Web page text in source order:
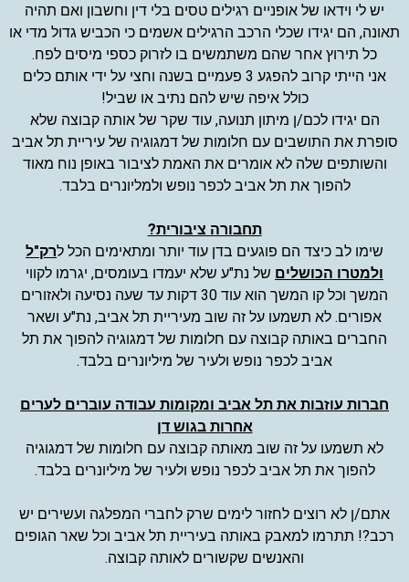
יש לי וידאו של אופניים רגילים טסים בלי דין וחשבון ואם תהיה
תאונה, הם יגידו שכלי הרכב הרגילים אשמים כי הכביש גדול מדי או
כל תירוץ אחר שהם משתמשים בו לזרוק כספי מיסים לפח.
אני הייתי קרוב להפגע 3 פעמיים בשנה וחצי על ידי אותם כלים
כולל איפה שיש להם נתיב או שביל!
הם יגידו לכם/ן מיתון תנועה, עוד שקר של אותה קבוצה שלא
סופרת את התושבים עם חלומות של דמגוגיה של עיריית תל אביב
והשותפים שלה לא אומרים את האמת לציבור באופן נוח מאוד
להפוך את תל אביב לכפר נופש ולמליונרים בלבד.
תחבורה ציבורית?
שימו לב כיצד הם פוגעים בדן עוד יותר ומתאימים הכל לרק"ל
ולמטרו הכושלים של נת"ע שלא יעמדו בעומסים, יגרמו לקווי
המשך וכל קו המשך הוא עוד 30 דקות עד שעה נסיעה ולאזורים
אפורים. לא תשמעו על זה שוב מעיריית תל אביב, נת"ע ושאר
החברים באותה קבוצה עם חלומות של דמגוגיה להפוך את תל
אביב לכפר נופש ולעיר של מיליונרים בלבד.
חברות עוזבות את תל אביב ומקומות עבודה עוברים לערים
אחרות בגוש דן
לא תשמעו על זה שוב מאותה קבוצה עם חלומות של דמגוגיה
להפוך את תל אביב לכפר נופש ולעיר של מיליונרים בלבד.
אתם/ן לא רוצים לחזור לימים שרק לחברי המפלגה ועשירים יש
רכב?! תתרמו למאבק באותה בעיריית תל אביב וכל שאר הגופים
והאנשים שקשורים לאותה קבוצה.